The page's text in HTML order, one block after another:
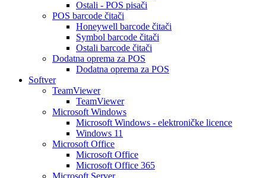
Ostali - POS pisači
POS barcode čitači
Honeywell barcode čitači
Symbol barcode čitači
Ostali barcode čitači
Dodatna oprema za POS
Dodatna oprema za POS
Softver
TeamViewer
TeamViewer
Microsoft Windows
Microsoft Windows - elektroničke licence
Windows 11
Microsoft Office
Microsoft Office
Microsoft Office 365
Microsoft Server